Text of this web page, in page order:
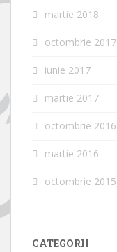
martie 2018
octombrie 2017
iunie 2017
martie 2017
octombrie 2016
martie 2016
octombrie 2015
CATEGORII